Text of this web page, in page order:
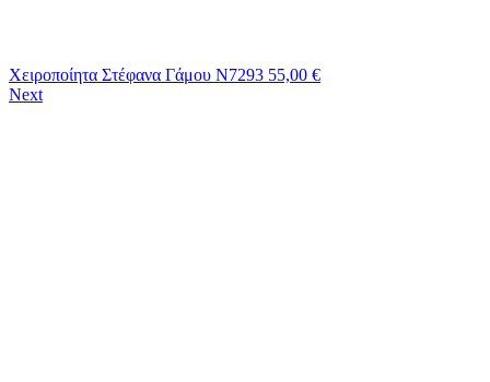
Χειροποίητα Στέφανα Γάμου Ν7293 55,00 €
Next